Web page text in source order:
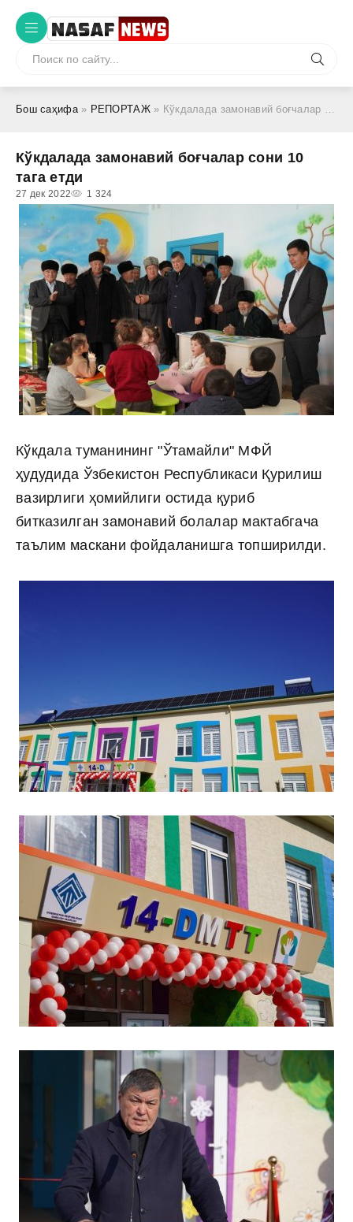
Бош саҳифа» РЕПОРТАЖ» Кўкдалада замонавий боғчалар сони 10 тага етди
Кўкдалада замонавий боғчалар сони 10
тага етди
27 дек 2022 1 324
Кўкдала туманининг "Ўтамайли" МФЙ
ҳудудида Ўзбекистон Республикаси Қурилиш
вазирлиги ҳомийлиги остида қуриб
битказилган замонавий болалар мактабгача
таълим маскани фойдаланишга топширилди.